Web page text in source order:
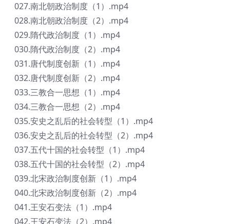
027.南北朝政治制度（1）.mp4
028.南北朝政治制度（2）.mp4
029.隋代政治制度（1）.mp4
030.隋代政治制度（2）.mp4
031.唐代制度创新（1）.mp4
032.唐代制度创新（2）.mp4
033.三教合一思想（1）.mp4
034.三教合一思想（2）.mp4
035.安史之乱后的社会转型（1）.mp4
036.安史之乱后的社会转型（2）.mp4
037.五代十国的社会转型（1）.mp4
038.五代十国的社会转型（2）.mp4
039.北宋政治制度创新（1）.mp4
040.北宋政治制度创新（2）.mp4
041.王安石变法（1）.mp4
042.王安石变法（2）.mp4